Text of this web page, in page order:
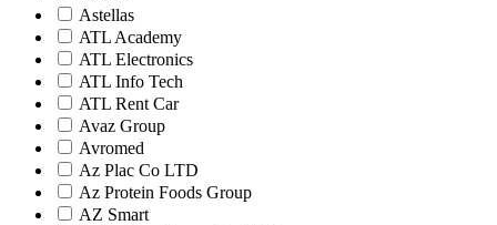
Astellas
ATL Academy
ATL Electronics
ATL Info Tech
ATL Rent Car
Avaz Group
Avromed
Az Plac Co LTD
Az Protein Foods Group
AZ Smart